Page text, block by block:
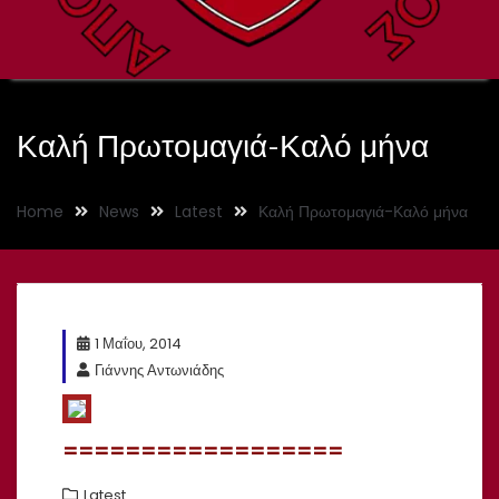
Καλή Πρωτομαγιά-Καλό μήνα
Home News Latest Καλή Πρωτομαγιά-Καλό μήνα
1 Μαΐου, 2014
Γιάννης Αντωνιάδης
==================